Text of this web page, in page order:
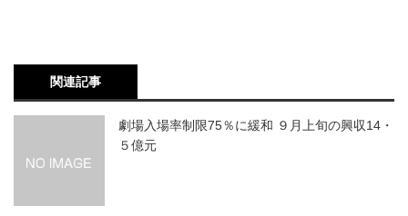
関連記事
劇場入場率制限75％に緩和 ９月上旬の興収14・
５億元